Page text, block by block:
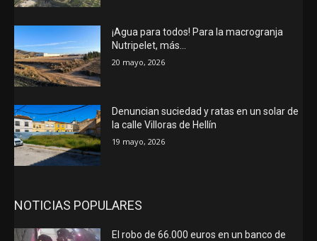
¡Agua para todos! Para la macrogranja
Nutripelet, más…
20 mayo, 2026
Denuncian suciedad y ratas en un solar de
la calle Villoras de Hellín
19 mayo, 2026
NOTICIAS POPULARES
El robo de 66.000 euros en un banco de